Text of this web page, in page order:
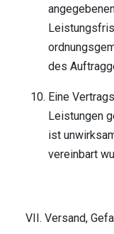
des
Eine
Leistungen
ist
vereinbart
VII. Versand,